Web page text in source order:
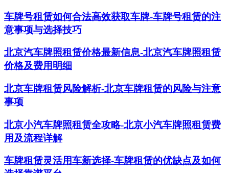
车牌号租赁如何合法高效获取车牌-车牌号租赁的注
意事项与选择技巧
北京汽车牌照租赁价格最新信息-北京汽车牌照租赁
价格及费用明细
北京车牌租赁风险解析-北京车牌租赁的风险与注意
事项
北京小汽车牌照租赁全攻略-北京小汽车牌照租赁费
用及流程详解
车牌租赁灵活用车新选择-车牌租赁的优缺点及如何